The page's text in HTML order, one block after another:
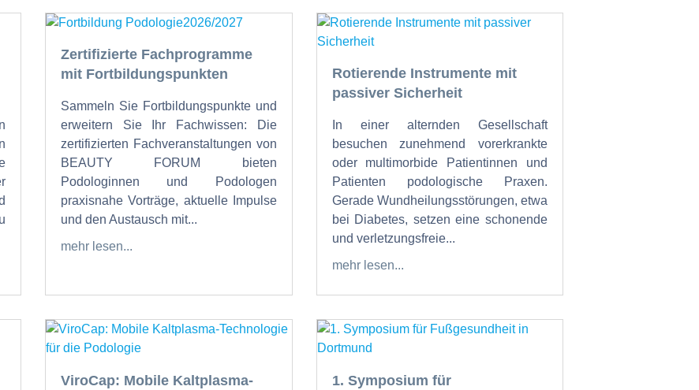
Zertifizierte Fachprogramme
mit Fortbildungspunkten
Sammeln Sie Fortbildungspunkte und
erweitern Sie Ihr Fachwissen: Die
zertifizierten Fachveranstaltungen von
BEAUTY FORUM bieten
Podologinnen und Podologen
praxisnahe Vorträge, aktuelle Impulse
und den Austausch mit...
mehr lesen...
Rotierende Instrumente mit
passiver Sicherheit
In einer alternden Gesellschaft
besuchen zunehmend vorerkrankte
oder multimorbide Patientinnen und
Patienten podologische Praxen.
Gerade Wundheilungsstörungen, etwa
bei Diabetes, setzen eine schonende
und verletzungsfreie...
mehr lesen...
ViroCap: Mobile Kaltplasma-
1. Symposium für